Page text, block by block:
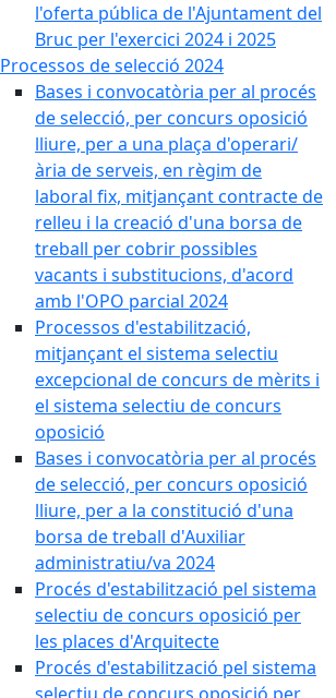
l'oferta pública de l'Ajuntament del
Bruc per l'exercici 2024 i 2025
Processos de selecció 2024
Bases i convocatòria per al procés
de selecció, per concurs oposició
lliure, per a una plaça d'operari/
ària de serveis, en règim de
laboral fix, mitjançant contracte de
relleu i la creació d'una borsa de
treball per cobrir possibles
vacants i substitucions, d'acord
amb l'OPO parcial 2024
Processos d'estabilització,
mitjançant el sistema selectiu
excepcional de concurs de mèrits i
el sistema selectiu de concurs
oposició
Bases i convocatòria per al procés
de selecció, per concurs oposició
lliure, per a la constitució d'una
borsa de treball d'Auxiliar
administratiu/va 2024
Procés d'estabilització pel sistema
selectiu de concurs oposició per
les places d'Arquitecte
Procés d'estabilització pel sistema